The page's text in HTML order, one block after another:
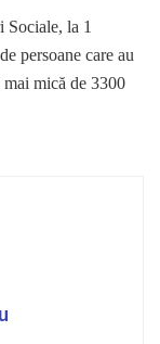
Sociale, la 1
persoane care au
mică de 3300